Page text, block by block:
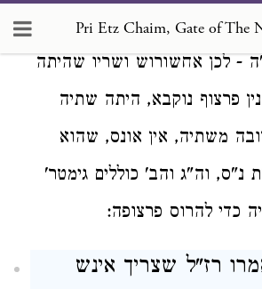
מרובה. (א):
- לכן אחשורוש ושריו שהיתה
פרצוף נוקבא, היתה שתיה
משתיה, אין אונס, שהוא
נ"ס, וה"ג והב' כוללים גימטר'
כדי להרוס פרצופה:
רז"ל שצריך אינש